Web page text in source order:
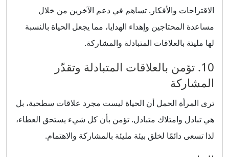
الاقتراحات والأفكار. تساهم في دعم الآخرين من خلال
مساعدة المحتاجين وإهداء الهدايا، مما يجعل الحياة بالنسبة
لها مليئة بالعلاقات المتبادلة والمشاركة.
10. تؤمن بالعلاقات المتبادلة وتقدّر
المشاركة
ترى المرأة الحمل أن الحياة ليست مجرد علاقات سطحية، بل
هي تبادل وامتلاك متبادل. تؤمن بأن كل شيء يستحق العطاء،
لذا تسعى دائمًا لخلق بيئة مليئة بالمشاركة والاهتمام.